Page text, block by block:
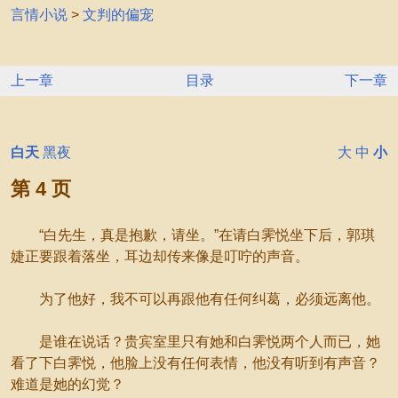
言情小说 > 文判的偏宠
上一章 目录 下一章
白天 黑夜 大 中 小
第 4 页
“白先生，真是抱歉，请坐。”在请白霁悦坐下后，郭琪
婕正要跟着落坐，耳边却传来像是叮咛的声音。
为了他好，我不可以再跟他有任何纠葛，必须远离他。
是谁在说话？贵宾室里只有她和白霁悦两个人而已，她
看了下白霁悦，他脸上没有任何表情，他没有听到有声音？
难道是她的幻觉？